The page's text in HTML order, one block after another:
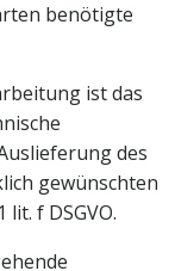
benötigte
ist das
des
gewünschten
lit. f DSGVO.